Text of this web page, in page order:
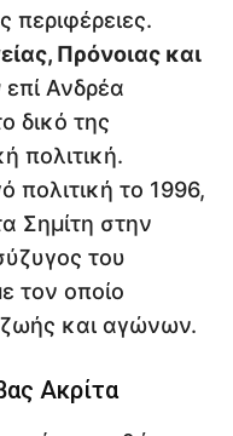
περιφέρειες.
Πρόνοιας και
επί Ανδρέα
δικό της
πολιτική.
το 1996,
Σημίτη στην
του
τον οποίο
και αγώνων.
Ακρίτα